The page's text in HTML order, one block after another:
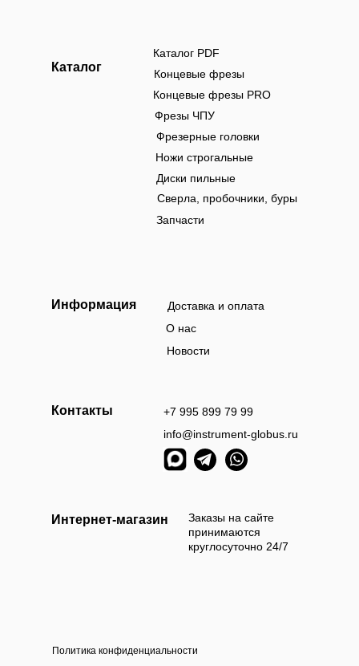
наличными
Заказы на сайте
принимаются
круглосуточно 24/7
Каталог
Информация
Контакты
+7 995 899 79 99
info@instrument-globus.ru
Интернет-магазин
Концевые фрезы
Каталог PDF
Концевые фрезы PRO
Фрезы ЧПУ
Фрезерные головки
Ножи строгальные
Диски пильные
Сверла, пробочники, буры
Запчасти
Доставка и оплата
О нас
Новости
Политика конфиденциальности